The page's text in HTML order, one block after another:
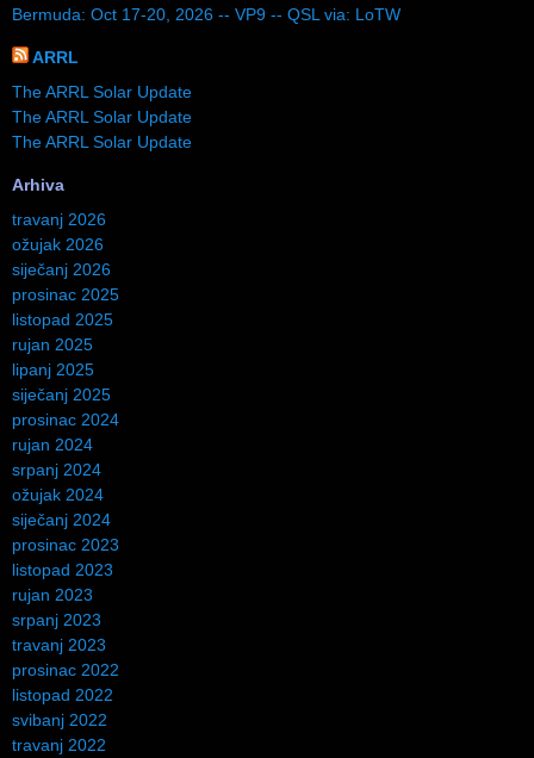
Bermuda: Oct 17-20, 2026 -- VP9 -- QSL via: LoTW
ARRL
The ARRL Solar Update
The ARRL Solar Update
The ARRL Solar Update
Arhiva
travanj 2026
ožujak 2026
siječanj 2026
prosinac 2025
listopad 2025
rujan 2025
lipanj 2025
siječanj 2025
prosinac 2024
rujan 2024
srpanj 2024
ožujak 2024
siječanj 2024
prosinac 2023
listopad 2023
rujan 2023
srpanj 2023
travanj 2023
prosinac 2022
listopad 2022
svibanj 2022
travanj 2022